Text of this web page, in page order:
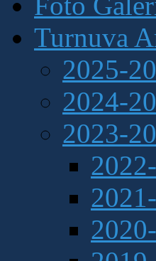
Turnuva
2025-
2024-
2023-